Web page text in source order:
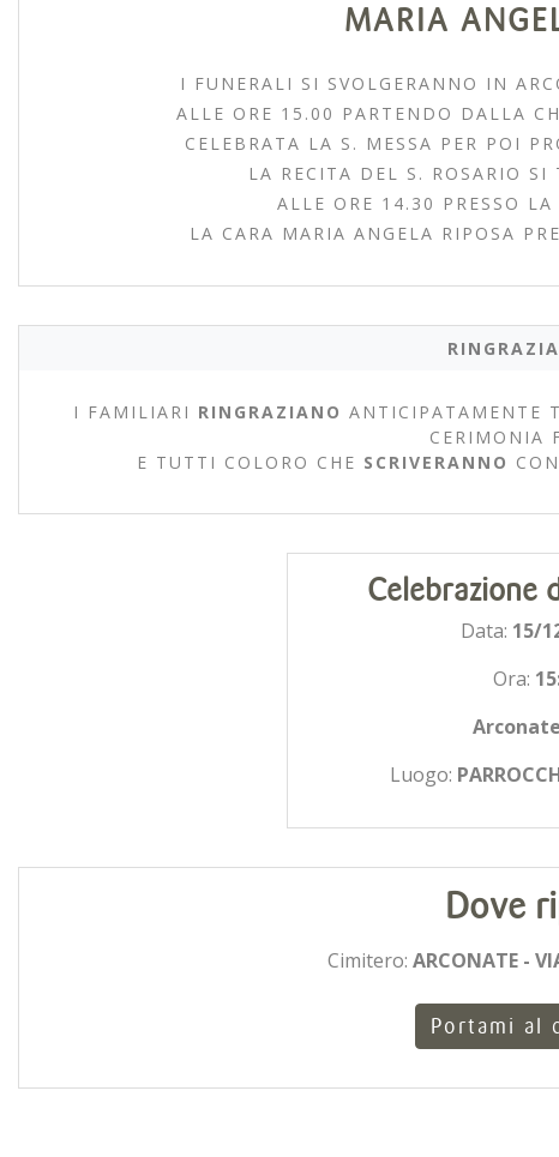
MARIA
I FUNERALI SI SVOLGERANNO IN
ALLE ORE 15.00 PARTENDO DALLA
CELEBRATA LA S. MESSA PER POI
LA RECITA DEL S. ROSARIO SI
ALLE ORE 14.30 PRESSO LA
LA CARA MARIA ANGELA RIPOSA
I FAMILIARI RINGRAZIANO ANTICIPATAMENTE
CERIMONIA
E TUTTI COLORO CHE SCRIVERANNO CON
Celebrazione
Data: 15/
Ora:
Arconate
Luogo:
Dove
Cimitero: ARCONATE -
Portami al